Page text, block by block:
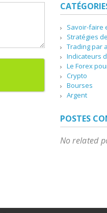
Savoir-faire
Stratégies
Trading par
Indicateurs
Le Forex
Crypto
Bourses
Argent
POSTES
No related